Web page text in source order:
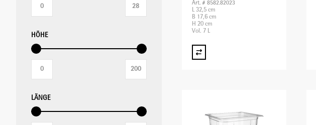
HÖHE
LÄNGE
Art. # 8582.82023
L 32,5 cm
B 17,6 cm
H 20 cm
Vol. 7 L